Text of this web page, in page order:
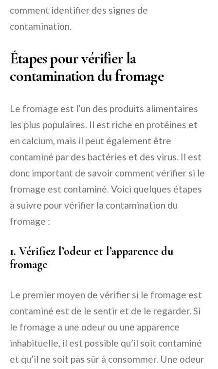
comment identifier des signes de
contamination.
Étapes pour vérifier la
contamination du fromage
Le fromage est l’un des produits alimentaires
les plus populaires. Il est riche en protéines et
en calcium, mais il peut également être
contaminé par des bactéries et des virus. Il est
donc important de savoir comment vérifier si le
fromage est contaminé. Voici quelques étapes
à suivre pour vérifier la contamination du
fromage :
1. Vérifiez l’odeur et l’apparence du
fromage
Le premier moyen de vérifier si le fromage est
contaminé est de le sentir et de le regarder. Si
le fromage a une odeur ou une apparence
inhabituelle, il est possible qu’il soit contaminé
et qu’il ne soit pas sûr à consommer. Une odeur